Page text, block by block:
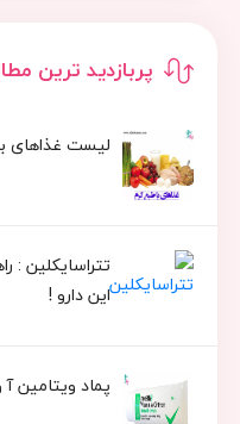
پربازدید ترین
لیست غذاهای
تتراسایکلین :
این دارو !
پماد ویتامین